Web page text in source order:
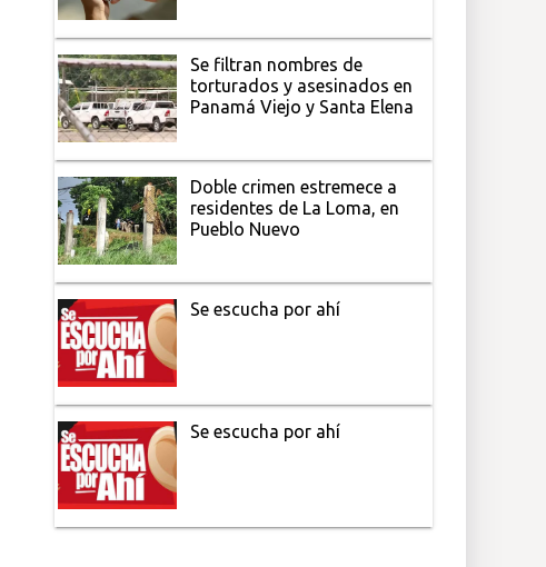
Se filtran nombres de
torturados y asesinados en
Panamá Viejo y Santa Elena
Doble crimen estremece a
residentes de La Loma, en
Pueblo Nuevo
Se escucha por ahí
Se escucha por ahí